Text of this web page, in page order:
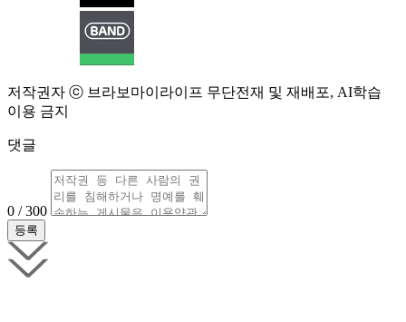
저작권자 ⓒ 브라보마이라이프 무단전재 및 재배포, AI학습
이용 금지
댓글
0 / 300